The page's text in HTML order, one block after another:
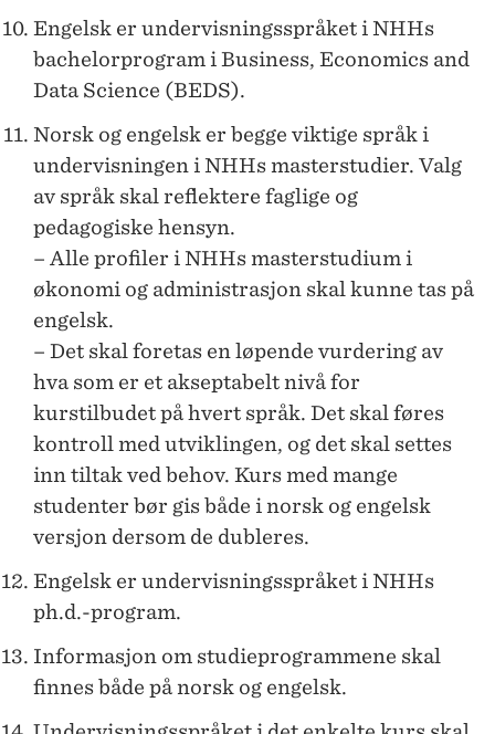
Engelsk er undervisningsspråket i NHHs
bachelorprogram i Business, Economics and
Data Science (BEDS).
Norsk og engelsk er begge viktige språk i
undervisningen i NHHs masterstudier. Valg
av språk skal reflektere faglige og
pedagogiske hensyn.
– Alle profiler i NHHs masterstudium i
økonomi og administrasjon skal kunne tas på
engelsk.
– Det skal foretas en løpende vurdering av
hva som er et akseptabelt nivå for
kurstilbudet på hvert språk. Det skal føres
kontroll med utviklingen, og det skal settes
inn tiltak ved behov. Kurs med mange
studenter bør gis både i norsk og engelsk
versjon dersom de dubleres.
Engelsk er undervisningsspråket i NHHs
ph.d.-program.
Informasjon om studieprogrammene skal
finnes både på norsk og engelsk.